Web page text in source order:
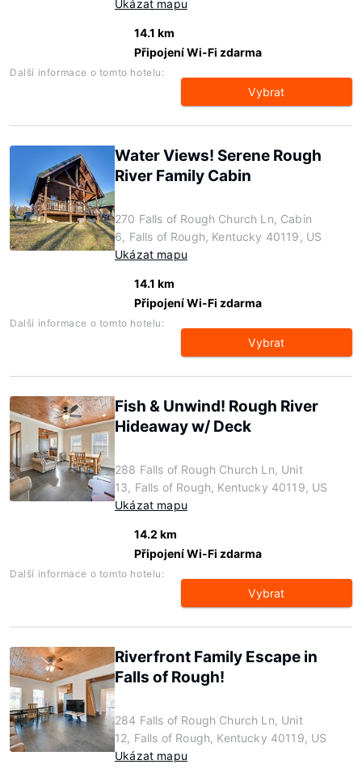
Ukázat mapu
14.1 km
Připojení Wi-Fi zdarma
Další informace o tomto hotelu:
Vybrat
Water Views! Serene Rough
River Family Cabin
270 Falls of Rough Church Ln, Cabin
6, Falls of Rough, Kentucky 40119, US
Ukázat mapu
14.1 km
Připojení Wi-Fi zdarma
Další informace o tomto hotelu:
Vybrat
Fish & Unwind! Rough River
Hideaway w/ Deck
288 Falls of Rough Church Ln, Unit
13, Falls of Rough, Kentucky 40119, US
Ukázat mapu
14.2 km
Připojení Wi-Fi zdarma
Další informace o tomto hotelu:
Vybrat
Riverfront Family Escape in
Falls of Rough!
284 Falls of Rough Church Ln, Unit
12, Falls of Rough, Kentucky 40119, US
Ukázat mapu